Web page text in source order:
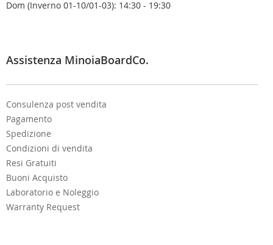
l
e
:
Dom (Inverno 01-10/01-03): 14:30 - 19:30
Assistenza MinoiaBoardCo.
Consulenza post vendita
Pagamento
Spedizione
Condizioni di vendita
Resi Gratuiti
Buoni Acquisto
Laboratorio e Noleggio
Warranty Request